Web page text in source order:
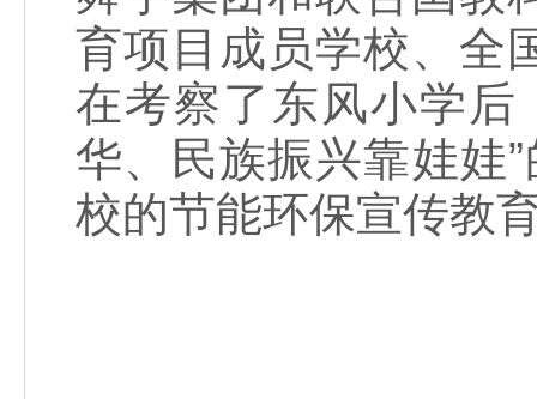
育项目成员学校、全
在考察了东风小学后
华、民族振兴靠娃娃
校的节能环保宣传教